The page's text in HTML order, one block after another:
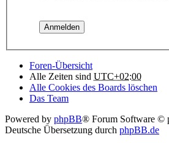
Foren-Übersicht
Alle Zeiten sind UTC+02:00
Alle Cookies des Boards löschen
Das Team
Powered by phpBB® Forum Software ©
Deutsche Übersetzung durch phpBB.de